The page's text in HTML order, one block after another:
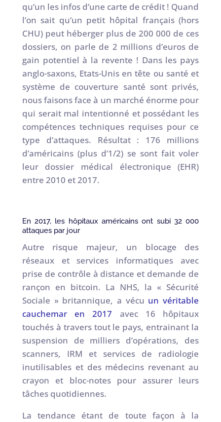
qu’un les infos d’une carte de crédit ! Quand
l’on sait qu’un petit hôpital français (hors
CHU) peut héberger plus de 200 000 de ces
dossiers, on parle de 2 millions d’euros de
gain potentiel à la revente ! Dans les pays
anglo-saxons, Etats-Unis en tête ou santé et
système de couverture santé sont privés,
nous faisons face à un marché énorme pour
qui serait mal intentionné et possédant les
compétences techniques requises pour ce
type d’attaques. Résultat : 176 millions
d’américains (plus d’1/2) se sont fait voler
leur dossier médical électronique (EHR)
entre 2010 et 2017.
En 2017, les hôpitaux américains ont subi 32 000
attaques par jour
Autre risque majeur, un blocage des
réseaux et services informatiques avec
prise de contrôle à distance et demande de
rançon en bitcoin. La NHS, la « Sécurité
Sociale » britannique, a vécu un véritable
cauchemar en 2017 avec 16 hôpitaux
touchés à travers tout le pays, entrainant la
suspension de milliers d’opérations, des
scanners, IRM et services de radiologie
inutilisables et des médecins revenant au
crayon et bloc-notes pour assurer leurs
tâches quotidiennes.
La tendance étant de toute façon à la